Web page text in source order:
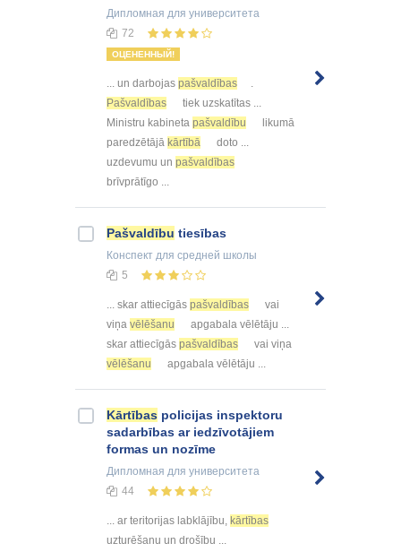
Дипломная для университета
72
ОЦЕНЕННЫЙ!
... un darbojas pašvaldības
.
Pašvaldības
tiek uzskatītas ...
Ministru kabineta pašvaldību
likumā
paredzētājā kārtībā
doto ...
uzdevumu un pašvaldības
brīvprātīgo ...
Pašvaldību tiesības
Конспект для средней школы
5
... skar attiecīgās pašvaldības
vai
viņa vēlēšanu
apgabala vēlētāju ...
skar attiecīgās pašvaldības
vai viņa
vēlēšanu
apgabala vēlētāju ...
Kārtības policijas inspektoru
sadarbības ar iedzīvotājiem
formas un nozīme
Дипломная для университета
44
... ar teritorijas labklājību, kārtības
uzturēšanu un drošību ...